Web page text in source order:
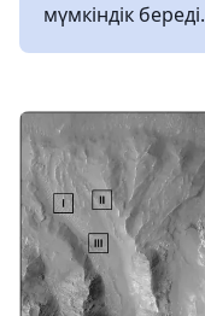
мүмкіндік береді.